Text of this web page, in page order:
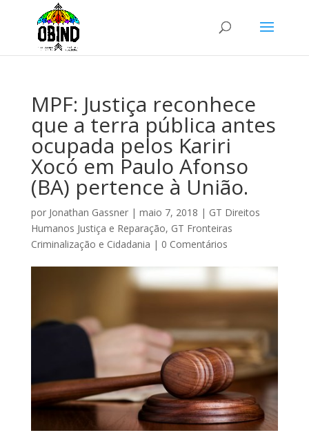
MPF: Justiça reconhece
que a terra pública antes
ocupada pelos Kariri
Xocó em Paulo Afonso
(BA) pertence à União.
por Jonathan Gassner| maio 7, 2018 | GT Direitos
Humanos Justiça e Reparação, GT Fronteiras
Criminalização e Cidadania | 0 Comentários